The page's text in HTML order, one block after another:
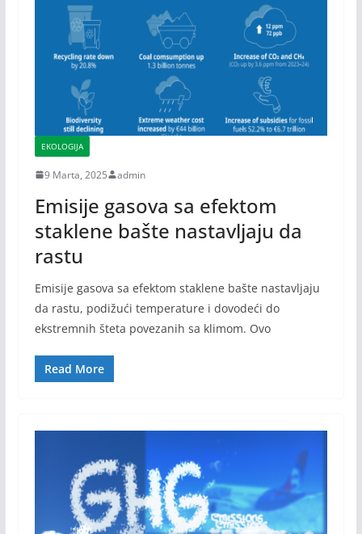
EKOLOGIJA
9 Marta, 2025 admin
Emisije gasova sa efektom
staklene bašte nastavljaju da
rastu
Emisije gasova sa efektom staklene bašte nastavljaju
da rastu, podižući temperature i dovodeći do
ekstremnih šteta povezanih sa klimom. Ovo
Read More